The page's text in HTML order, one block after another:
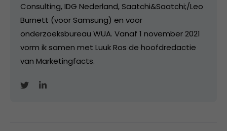
Consulting, IDG Nederland, Saatchi&Saatchi;/Leo
Burnett (voor Samsung) en voor
onderzoeksbureau WUA. Vanaf 1 november 2021
vorm ik samen met Luuk Ros de hoofdredactie
van Marketingfacts.